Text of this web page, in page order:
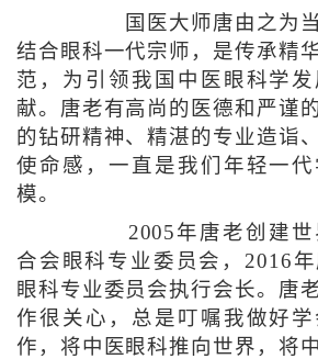
国医大师唐由之为当
结合眼科一代宗师，是传承精
范，为引领我国中医眼科学
献。唐老有高尚的医德和严谨
的钻研精神、精湛的专业造诣
使命感，一直是我们年轻一
模。
2005年唐老创建世
合会眼科专业委员会，2016
眼科专业委员会执行会长。唐
作很关心，总是叮嘱我做好
作，将中医眼科推向世界，将